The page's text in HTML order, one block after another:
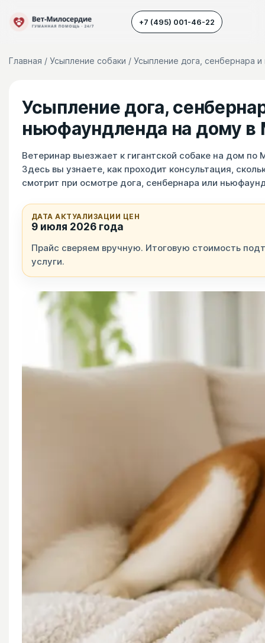
Усыпление животных
Усыпление собак
Усыпление кошек
Кремация животных
+7 (495) 001-46-22
Главная / Усыпление собаки / Усыпление дога, сенбернара
Усыпление дога,
ньюфаундленда на дому в
Ветеринар выезжает к гигантской собаке на дом
Здесь вы узнаете, как проходит консультация,
смотрит при осмотре дога, сенбернара или
ДАТА АКТУАЛИЗАЦИИ ЦЕН
9 июля 2026 года
Прайс сверяем вручную. Итоговую стоимость
услуги.